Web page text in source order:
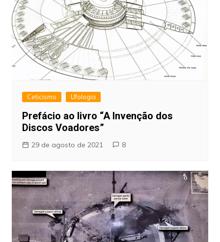
Ceticismo Ufologia
Prefácio ao livro “A Invenção dos
Discos Voadores”
29 de agosto de 2021 8